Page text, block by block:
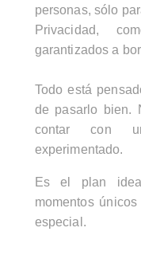
personas, sólo
Privacidad,
garantizados a
Todo está
de pasarlo bien.
contar con
experimentado.
Es el plan
momentos
especial.